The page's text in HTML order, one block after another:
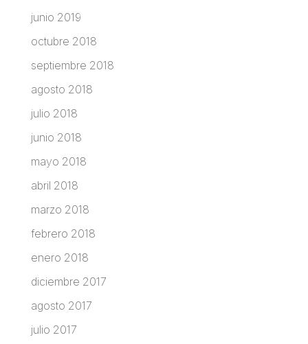
junio 2019
octubre 2018
septiembre 2018
agosto 2018
julio 2018
junio 2018
mayo 2018
abril 2018
marzo 2018
febrero 2018
enero 2018
diciembre 2017
agosto 2017
julio 2017